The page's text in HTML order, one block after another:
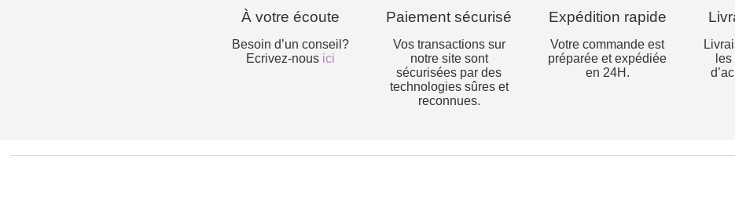
À votre écoute
Besoin d’un conseil?
Ecrivez-nous ici
Paiement sécurisé
Vos transactions sur
notre site sont
sécurisées par des
technologies sûres et
reconnues.
Expédition rapide
Votre commande est
préparée et expédiée
en 24H.